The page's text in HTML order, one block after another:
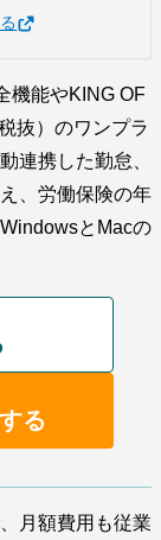
機能やKING OF
抜）のワンプラ
連携した勤怠、
、労働保険の年
とMacの
る
月額費用も従業